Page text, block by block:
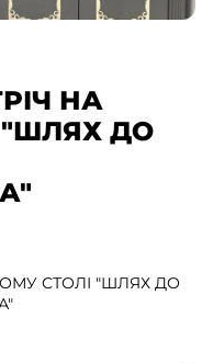
НА
"ШЛЯХ ДО
СТОЛІ "ШЛЯХ ДО